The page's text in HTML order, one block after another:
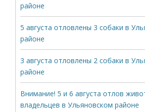
районе
5 августа отловлены 3 собаки в
районе
3 августа отловлены 2 собаки в
районе
Внимание! 5 и 6 августа отлов
владельцев в Ульяновском районе